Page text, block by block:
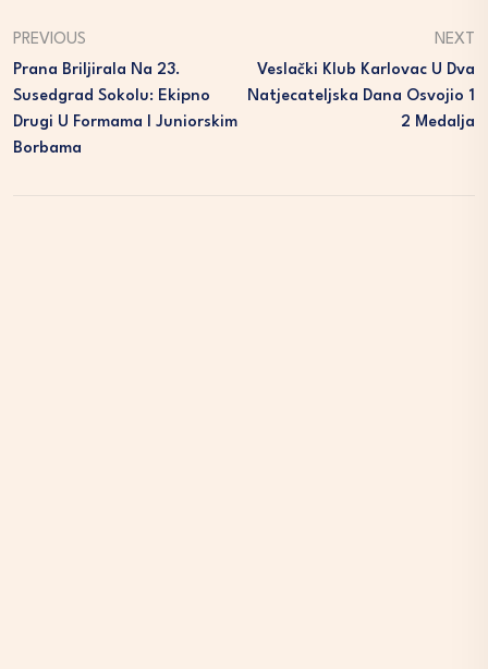
PREVIOUS
Prana Briljirala Na 23.
Susedgrad Sokolu: Ekipno
Drugi U Formama I Juniorskim
Borbama
NEXT
Veslački Klub Karlovac U Dva
Natjecateljska Dana Osvojio 1
2 Medalja